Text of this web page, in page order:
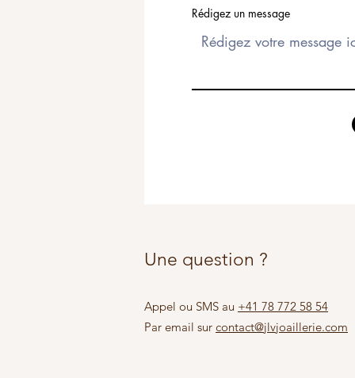
Rédigez un message
Une question ?
Appel ou SMS au +41 78 772 58 54
Par email sur contact@jlvjoaillerie.com